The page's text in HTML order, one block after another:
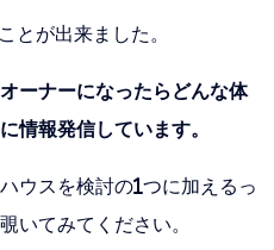
とが出来ました。
ーナーになったらどんな体
情報発信しています。
ウスを検討の1つに加えるっ
いてみてください。